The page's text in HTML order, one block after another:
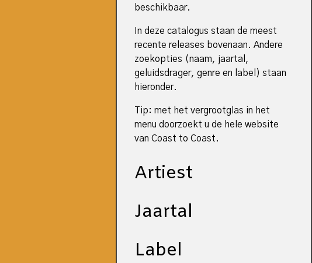
beschikbaar.
In deze catalogus staan de meest
recente releases bovenaan. Andere
zoekopties (naam, jaartal,
geluidsdrager, genre en label) staan
hieronder.
Tip: met het vergrootglas in het
menu doorzoekt u de hele website
van Coast to Coast.
Artiest
Jaartal
Label